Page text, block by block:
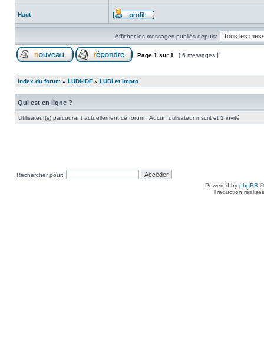
Haut
Afficher les messages publiés depuis:
Page 1 sur 1 [ 6 messages ]
Index du forum » LUDI-IDF » LUDI et Impro
Qui est en ligne ?
Utilisateur(s) parcourant actuellement ce forum : Aucun utilisateur inscrit et 1 invité
Rechercher pour:
Powered by phpBB
Traduction